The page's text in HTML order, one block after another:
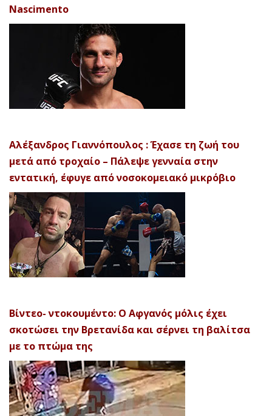
Nascimento
Αλέξανδρος Γιαννόπουλος : Έχασε τη ζωή του
μετά από τροχαίο – Πάλεψε γενναία στην
εντατική, έφυγε από νοσοκομειακό μικρόβιο
Βίντεο- ντοκουμέντο: Ο Αφγανός μόλις έχει
σκοτώσει την Βρετανίδα και σέρνει τη βαλίτσα
με το πτώμα της